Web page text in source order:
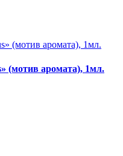
(мотив аромата), 1мл.